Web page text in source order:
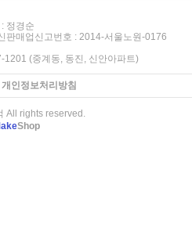
정경순
판매업신고번호 : 2014-서울노원-0176
(중계동, 동진, 신안아파트)
개인정보처리방침
All rights reserved.
Shop